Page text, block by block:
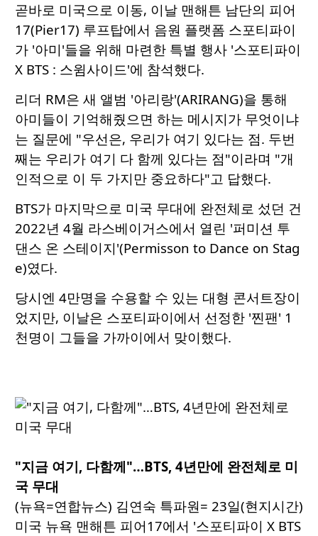
곧바로 미국으로 이동, 이날 맨해튼 남단의 피어
17(Pier17) 루프탑에서 음원 플랫폼 스포티파이
가 '아미'들을 위해 마련한 특별 행사 '스포티파이
X BTS : 스윔사이드'에 참석했다.
리더 RM은 새 앨범 '아리랑'(ARIRANG)을 통해
아미들이 기억해줬으면 하는 메시지가 무엇이냐
는 질문에 "우선은, 우리가 여기 있다는 점. 두번
째는 우리가 여기 다 함께 있다는 점"이라며 "개
인적으로 이 두 가지만 중요하다"고 답했다.
BTS가 마지막으로 미국 무대에 완전체로 섰던 건
2022년 4월 라스베이거스에서 열린 '퍼미션 투
댄스 온 스테이지'(Permisson to Dance on Stag
e)였다.
당시엔 4만명을 수용할 수 있는 대형 콘서트장이
었지만, 이날은 스포티파이에서 선정한 '찐팬' 1
천명이 그들을 가까이에서 맞이했다.
"지금 여기, 다함께"…BTS, 4년만에 완전체로 미
국 무대
(뉴욕=연합뉴스) 김연숙 특파원= 23일(현지시간)
미국 뉴욕 맨해튼 피어17에서 '스포티파이 X BTS